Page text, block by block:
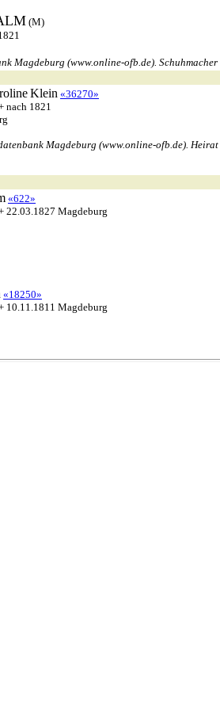
(M)
Magdeburg (www.online-ofb.de).
Klein «36270»
nach 1821
Magdeburg (www.online-ofb.de).
«622»
22.03.1827 Magdeburg
«18250»
10.11.1811 Magdeburg